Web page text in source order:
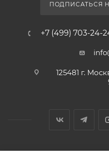
ПОДПИСАТЬСЯ
+7 (499) 703-24-
125481 г.